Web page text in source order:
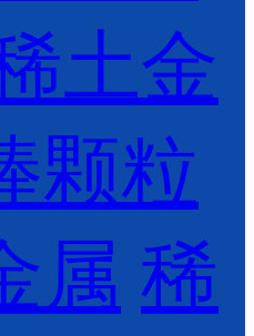
土金
颗粒
属 稀